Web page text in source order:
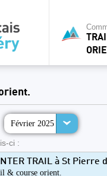
Février 2025
ci :
TRAIL à St
& course orient.